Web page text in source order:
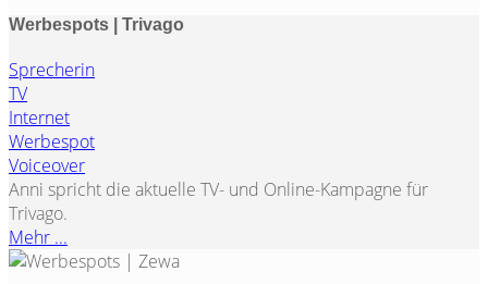
Werbespots | Trivago
Sprecherin
TV
Internet
Werbespot
Voiceover
Anni spricht die aktuelle TV- und Online-Kampagne für
Trivago.
Mehr ...